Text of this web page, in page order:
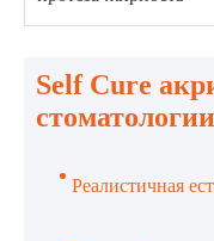
Self Cure
Реалистичная